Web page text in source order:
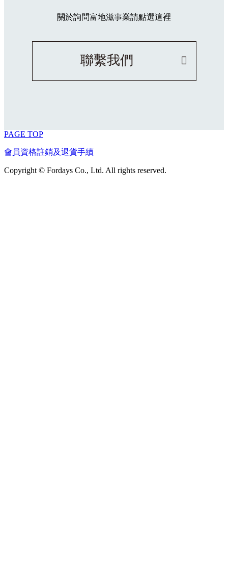
關於詢問富地滋事業請點選這裡
聯繫我們
PAGE TOP
會員資格註銷及退貨手續
Copyright © Fordays Co., Ltd. All rights reserved.